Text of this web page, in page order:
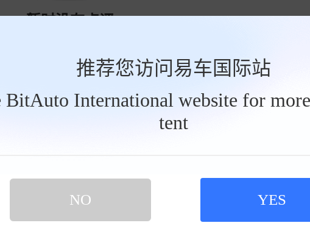
推荐您访问易车国际站
BitAuto International website for
tent
NO YES
暂时没有点评